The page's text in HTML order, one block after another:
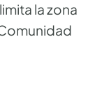
la zona